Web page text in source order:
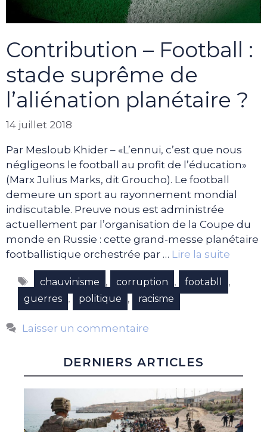
Contribution – Football :
stade suprême de
l’aliénation planétaire ?
14 juillet 2018
Par Mesloub Khider – «L’ennui, c’est que nous
négligeons le football au profit de l’éducation»
(Marx Julius Marks, dit Groucho). Le football
demeure un sport au rayonnement mondial
indiscutable. Preuve nous est administrée
actuellement par l’organisation de la Coupe du
monde en Russie : cette grand-messe planétaire
footballistique orchestrée par … Lire la suite
Étiquettes
chauvinisme , corruption , footabll ,
guerres , politique , racisme
Laisser un commentaire
DERNIERS ARTICLES